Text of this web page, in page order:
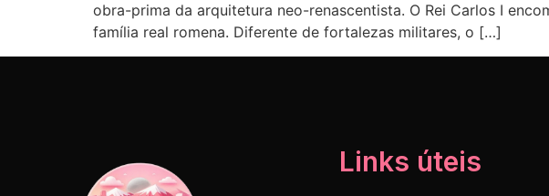
obra-prima da arquitetura neo-renascentista. O Rei Carlos I
família real romena. Diferente de fortalezas militares, o […]
Links úteis